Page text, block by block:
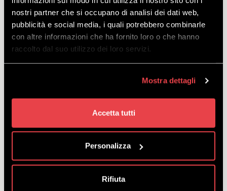
nostri partner che si occupano di analisi dei dati web,
pubblicità e social media, i quali potrebbero combinarle
con altre informazioni che ha fornito loro o che hanno
raccolto dal suo utilizzo dei loro servizi.
Mostra dettagli
Accetta tutti
Personalizza
Rifiuta
Bikepass für den Zugang zu den Routen und
Strukturen des Mottolino-Bikeparks. 2
aufeinanderfolgende Tage gültig.
zu verlassen
63.00
10 TAGE IN SAISON